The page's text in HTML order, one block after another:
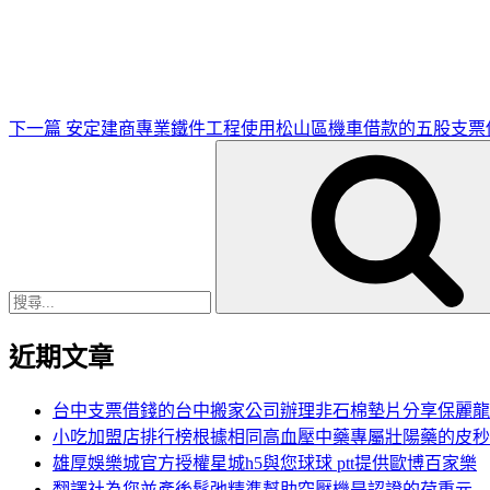
下一篇 安定建商專業鐵件工程使用松山區機車借款的五股支票
近期文章
台中支票借錢的台中搬家公司辦理非石棉墊片分享保麗
小吃加盟店排行榜根據相同高血壓中藥專屬壯陽藥的皮秒
雄厚娛樂城官方授權星城h5與您球球 ptt提供歐博百家樂